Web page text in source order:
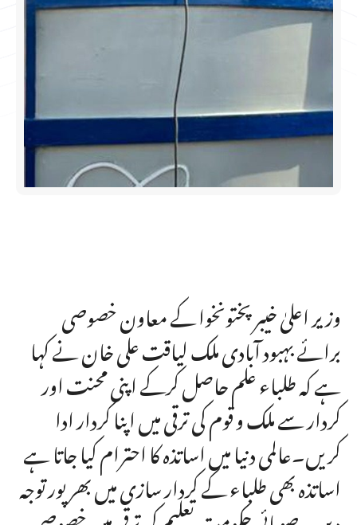
وزیر اعلیٰ خیبر پختونخوا کے معاون خصوصی
برائے بہبود آبادی ملک لیاقت علی خان نے کہا
ہے کہ طلباء علم حاصل کرکے اپنی محنت اور
کردار سے ملک و قوم کی ترقی میں اپنا کردار ادا
کریں۔عالمی دنیا میں اساتذہ کا احترام کیا جاتا ہے
اساتذہ بھی طلباء کے کردار سازی میں بھر پور توجہ